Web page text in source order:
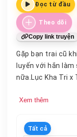
Đọc từ đầu
Theo dõi
Copy link truyện
Gặp bạn trai cũ
luyến với hắn làm
nữa.Lục Kha Tri x
Xem thêm
Tất cả